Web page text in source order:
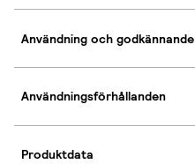
Användning och godkännande
Användningsförhållanden
Produktdata